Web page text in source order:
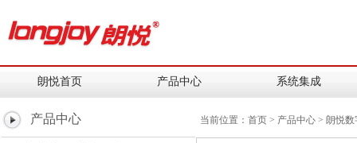
朗悦首页 产品中心 系统集成
产品中心 当前位置： 首页 > 产品中心 > 朗悦数